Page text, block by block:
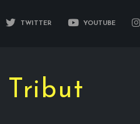
TWITTER YOUTUBE
Tribut